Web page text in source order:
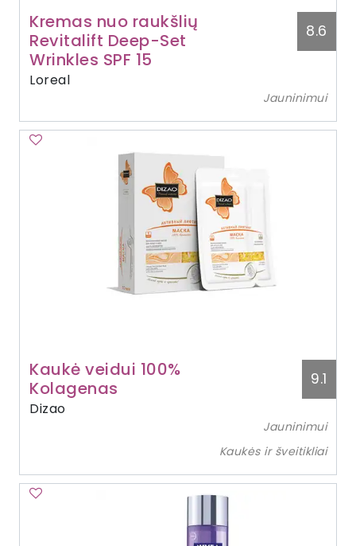
Kremas nuo raukšlių
Revitalift Deep-Set
Wrinkles SPF 15
Loreal
8.6
Jauninimui
Kaukė veidui 100%
Kolagenas
Dizao
9.1
Jauninimui
Kaukės ir šveitikliai